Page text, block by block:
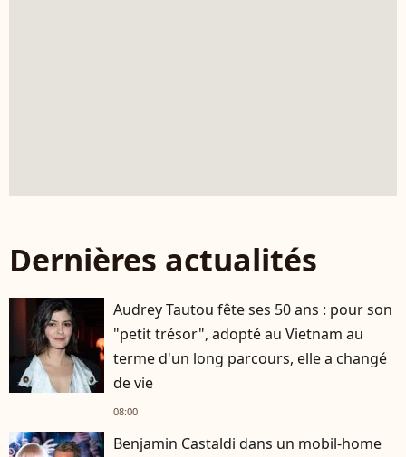
Dernières actualités
Audrey Tautou fête ses 50 ans : pour son
"petit trésor", adopté au Vietnam au
terme d'un long parcours, elle a changé
de vie
08:00
Benjamin Castaldi dans un mobil-home